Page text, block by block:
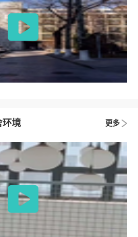
环境 更多